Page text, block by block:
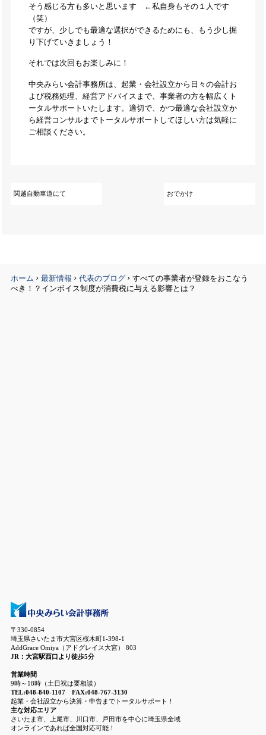
そう感じる方も多いと思います ←私自身もその１人です
（笑）
ですが、少しでも最適な選択ができるためにも、もう少し掘
り下げていきましょう！
それでは次回もお楽しみに！
中央みらい会計事務所は、起業・会社設立から日々の会計お
よび税務処理、経営アドバイスまで、事業者の方を幅広くト
ータルサポートいたします。適切で、かつ最適な会社設立か
ら経営コンサルまでトータルサポートしてほしい方は気軽に
ご相談ください。
関越自動車道にて おでかけ
ホーム › 最新情報 › 代表のブログ › すべての事業者が登録をおこなう
べき！？インボイス制度が消費税に与える影響とは？
〒330-0854
埼玉県さいたま市大宮区桜木町1-398-1
AddGrace Omiya（アドグレイス大宮） 803
JR：大宮駅西口より徒歩5分
営業時間
9時～18時（土日祝は要相談）
TEL:048-840-1107 FAX:048-767-3130
起業・会社設立から決算・申告までトータルサポート！
主な対応エリア
さいたま市、上尾市、川口市、戸田市を中心に埼玉県全域
オンラインであれば全国対応可能！